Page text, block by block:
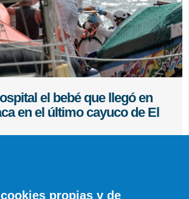
el bebé que llegó en
en el último cayuco de El
propias y de